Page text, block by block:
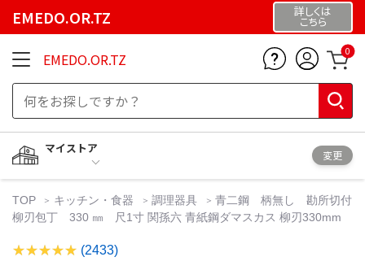
EMEDO.OR.TZ 詳しくは
こちら
EMEDO.OR.TZ 0
マイストア
変更
TOP キッチン・食器 調理器具
青二鋼 柄無し 勘所切付
柳刃包丁 330 ㎜ 尺1寸 関孫六 青紙鋼ダマスカス 柳刃330mm
(2433)